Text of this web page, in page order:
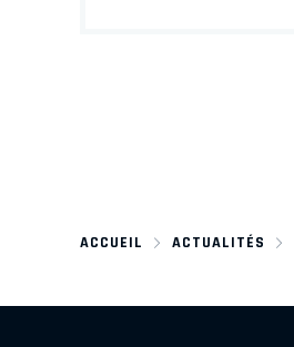
ACCUEIL ACTUALITÉS